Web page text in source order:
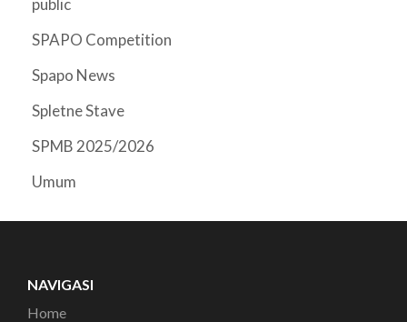
public
SPAPO Competition
Spapo News
Spletne Stave
SPMB 2025/2026
Umum
NAVIGASI
Home